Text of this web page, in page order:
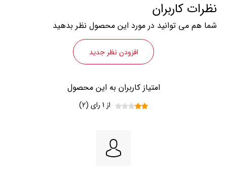
نظرات کاربران
شما هم می توانید در مورد این محصول نظر بدهید
افزودن نظر جدید
امتیاز کاربران به این محصول
از 1 رای (2)